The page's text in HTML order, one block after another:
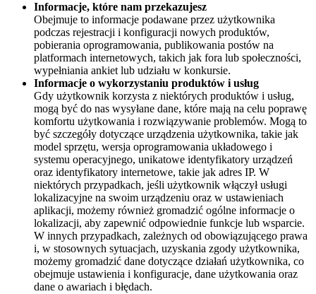
Informacje, które nam przekazujesz
Obejmuje to informacje podawane przez użytkownika
podczas rejestracji i konfiguracji nowych produktów,
pobierania oprogramowania, publikowania postów na
platformach internetowych, takich jak fora lub społeczności,
wypełniania ankiet lub udziału w konkursie.
Informacje o wykorzystaniu produktów i usług
Gdy użytkownik korzysta z niektórych produktów i usług,
mogą być do nas wysyłane dane, które mają na celu poprawę
komfortu użytkowania i rozwiązywanie problemów. Mogą to
być szczegóły dotyczące urządzenia użytkownika, takie jak
model sprzętu, wersja oprogramowania układowego i
systemu operacyjnego, unikatowe identyfikatory urządzeń
oraz identyfikatory internetowe, takie jak adres IP. W
niektórych przypadkach, jeśli użytkownik włączył usługi
lokalizacyjne na swoim urządzeniu oraz w ustawieniach
aplikacji, możemy również gromadzić ogólne informacje o
lokalizacji, aby zapewnić odpowiednie funkcje lub wsparcie.
W innych przypadkach, zależnych od obowiązującego prawa
i, w stosownych sytuacjach, uzyskania zgody użytkownika,
możemy gromadzić dane dotyczące działań użytkownika, co
obejmuje ustawienia i konfiguracje, dane użytkowania oraz
dane o awariach i błędach.